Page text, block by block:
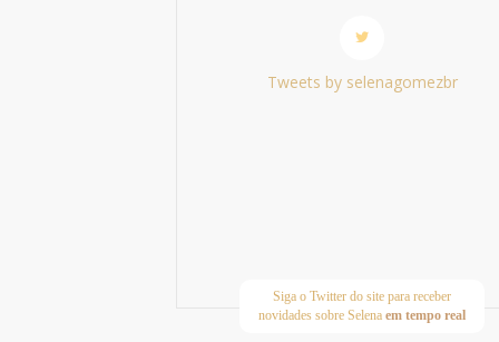
Tweets by selenagomezbr
Siga o Twitter do site para receber
novidades sobre Selenaem tempo real